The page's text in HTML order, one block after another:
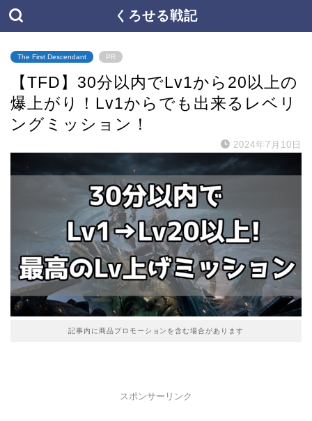
くろせる戦記
The First Descendant PR
【TFD】30分以内でLv1から20以上の
爆上がり！Lv1からでも出来るレベリ
ングミッション！
2024年7月10日
記事内に商品プロモーションを含む場合があります
スポンサーリンク